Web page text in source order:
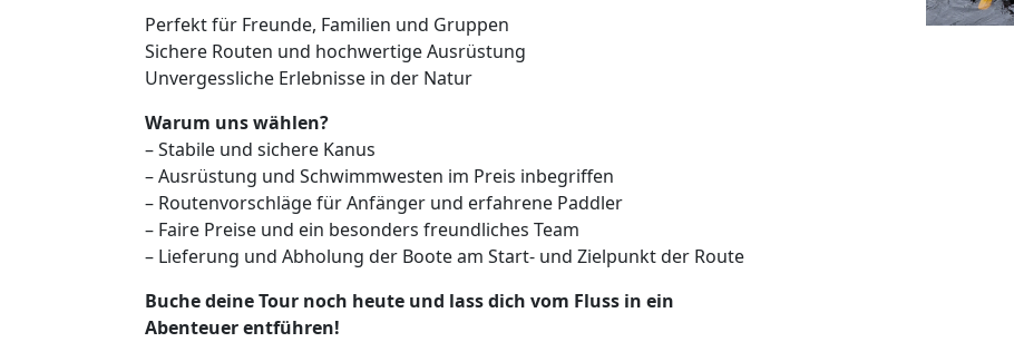
Perfekt für Freunde, Familien und Gruppen
Sichere Routen und hochwertige Ausrüstung
Unvergessliche Erlebnisse in der Natur
Warum uns wählen?
– Stabile und sichere Kanus
– Ausrüstung und Schwimmwesten im Preis inbegriffen
– Routenvorschläge für Anfänger und erfahrene Paddler
– Faire Preise und ein besonders freundliches Team
– Lieferung und Abholung der Boote am Start- und Zielpunkt der Route
Buche deine Tour noch heute und lass dich vom Fluss in ein
Abenteuer entführen!